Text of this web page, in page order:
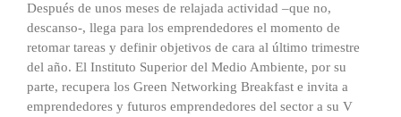
Después de unos meses de relajada actividad –que no,
descanso-, llega para los emprendedores el momento de
retomar tareas y definir objetivos de cara al último trimestre
del año. El Instituto Superior del Medio Ambiente, por su
parte, recupera los Green Networking Breakfast e invita a
emprendedores y futuros emprendedores del sector a su V